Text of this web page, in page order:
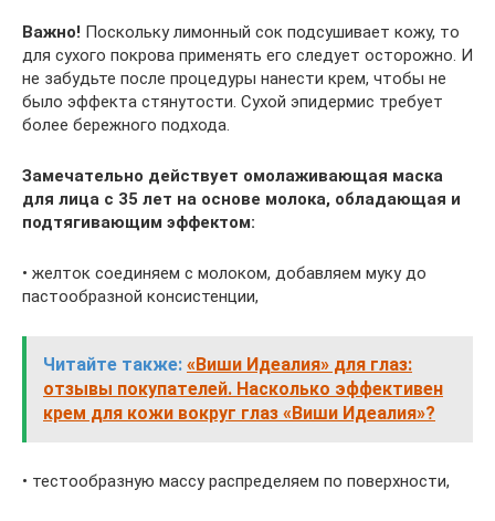
Важно! Поскольку лимонный сок подсушивает кожу, то
для сухого покрова применять его следует осторожно. И
не забудьте после процедуры нанести крем, чтобы не
было эффекта стянутости. Сухой эпидермис требует
более бережного подхода.
Замечательно действует омолаживающая маска
для лица с 35 лет на основе молока, обладающая и
подтягивающим эффектом:
• желток соединяем с молоком, добавляем муку до
пастообразной консистенции,
Читайте также: «Виши Идеалия» для глаз:
отзывы покупателей. Насколько эффективен
крем для кожи вокруг глаз «Виши Идеалия»?
• тестообразную массу распределяем по поверхности,